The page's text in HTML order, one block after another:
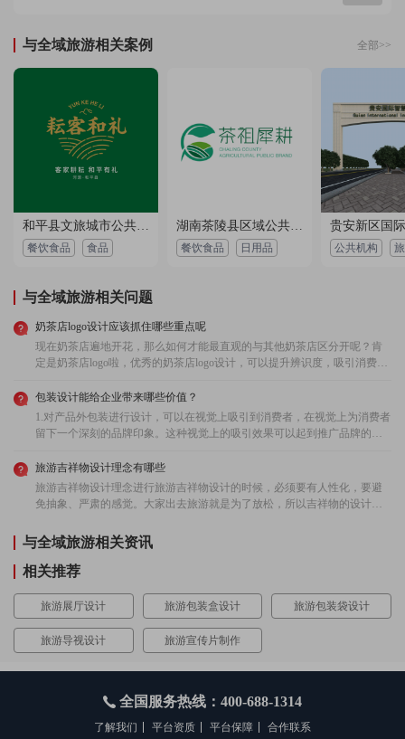
计作品我很满意，交稿很准时，非常满意，必须好
2022-10-18 00:23:32 所在地：湖南
用户 189****6953：
服务态度好，设计师很给力，沟通顺畅，设计效果我
很满意，团队整体严谨认真，确实不错！
2022-08-30 00:43:58 所在地：广东
用户 177****6843：
设计态度很好，设计过程沟通很顺畅，性价比很高，
设计师认真的对待我的设计，设计作品我很喜欢！
2022-05-20 07:13:07 所在地：广西
用户 155****9563：
提供了很多不错的案例，业务帮选的设计师，风格符
客服回访及时，确实不错！
2022-11-20 05:04:58 所在地：新疆
与全域旅游相关案例 全部>>
餐饮食品 食品 餐饮食品 日用品 公共机构
与全域旅游相关问题
奶茶店logo设计应该抓住哪些重点呢
现在奶茶店遍地开花，那么如何才能最直观的与其他奶茶店区分开呢？肯
定是奶茶店logo啦，优秀的奶茶店logo设计，可以提升辨识度，吸引消费者
只有当品牌深刻植入消费者脑海里，才能获得更多的回头客。其次就是奶
茶店logo设计要和店面的整体设计搭配，否则就是显得十分突兀。现在大众
更偏爱简约风的设计，因此logo也可以采用这一风格。虽然logo只是一个标
计，才能在众多的奶茶店中脱颖而出。事实证明，有特色的奶茶店logo设计
更加吸引消费者。
包装设计能给企业带来哪些价值？
1.对产品外包装进行设计，可以在视觉上吸引到消费者，在视觉上为消费者
留下一个深刻的品牌印象。这种视觉上的吸引效果可以起到推广品牌的作
费者的观望，再到挑选产品包装，从而简介的为提升产品的销量做出贡
献。2.包装设计还可以传达企业的产品理念。通过匠心独特的包装设计让企
业的经营理念与产品的品质通过包装的形式向外界进行传递，这样就可以
能够提高产品的名气，让产品得到更多的传播。3.包装设计可以提升产品的
价值，具有创意的外包装也是深受消费者的欢迎，这样也就可以培养其消
费者对品牌的忠诚度，让产品价值在特定的额消费群体中使用得到更好的
体现。随着外包装逐渐被消费者认可与接受，使用产品的人与对产品忠诚
度高的人越来越多，无形之中带动了产品价值的提升。良好的包装形象设
计有利于提升品牌的辨识度，让消费者对企业更认同。
旅游吉祥物设计理念有哪些
旅游吉祥物设计理念进行旅游吉祥物设计的时候，必须要有人性化，要避
免抽象、严肃的感觉。大家出去旅游就是为了放松，所以吉祥物的设计不
以受到大家的欢迎。旅游吉祥物设计要点旅游吉祥物的设计要突出特征，
不然就失去了价值。吉祥物应该是源于生活，但是又超越现实的形态。另
外，吉祥物的设计还应该具有象征性，通过图案的形象,来追求想要表达的
形象，而且能激起大家对于旅游的向往。旅游吉祥物设计注意事项1、旅游
吉祥物的设计要具备吉祥理念，吉祥物要有美好的寓意，这一点非常的重
要。2、吉祥物设计要有象征性，还要大方好看。吉祥物越美观，就越能吸
引人的注意，大家的印象也就更深，甚至可以影响到消费者的选择。因为
还要有象征性。大家在进行旅游吉祥物设计的时候，要尽量避免给人以严
与全域旅游相关资讯
相关推荐
旅游展厅设计 旅游包装盒设计 旅游包装袋设计
旅游导视设计 旅游宣传片制作
全国服务热线：400-688-1314
了解我们 平台资质 平台保障 合作联系